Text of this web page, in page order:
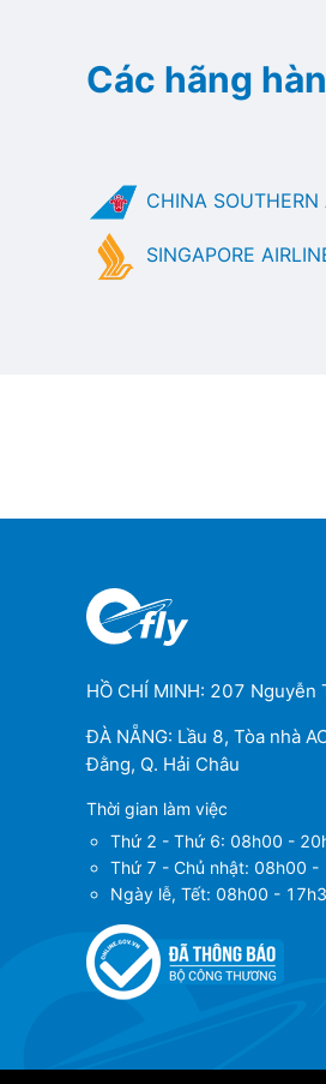
Các hãng
CHINA SOUTHERN
SINGAPORE
HỒ CHÍ MINH: 207 Nguyễn
ĐÀ NẴNG: Lầu 8, Tòa nhà
Đằng, Q. Hải Châu
Thời gian làm việc
Thứ 2 - Thứ 6: 08h00 -
Thứ 7 - Chủ nhật: 08h00 -
Ngày lễ, Tết: 08h00 -